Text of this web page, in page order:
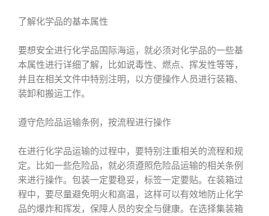
了解化学品的基本属性
要想安全进行化学品国际海运，就必须对化学品的一些基
本属性进行详细了解，比如说毒性、燃点、挥发性等等，
并且在相关文件中特别注明，以方便操作人员进行装箱、
装卸和搬运工作。
遵守危险品运输条例，按流程进行操作
在进行化学品运输的过程中，要特别注重相关的流程和规
定。比如一些危险品，就必须遵照危险品运输的相关条例
来进行操作。包装一定要稳妥，标签一定要贴。在装箱过
程中，要尽量避免明火和高温，这样可以有效地防止化学
品的爆炸和挥发，保障人员的安全与健康。在选择集装箱